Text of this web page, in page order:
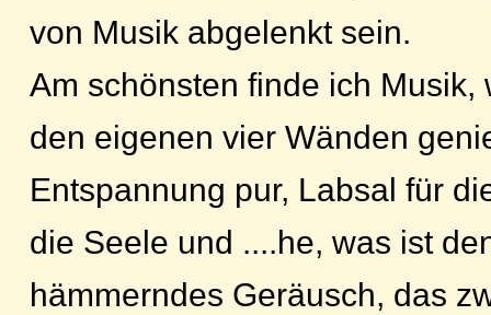
von Musik abgelenkt sein.
Am schönsten finde ich Musik,
den eigenen vier Wänden
Entspannung pur, Labsal für
die Seele und ....he, was ist
hämmerndes Geräusch, das